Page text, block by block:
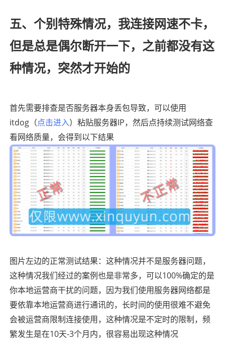
五、个别特殊情况，我连接网速不卡，
但是总是偶尔断开一下，之前都没有这
种情况，突然才开始的
首先需要排查是否服务器本身丢包导致，可以使用
itdog（点击进入）粘贴服务器IP，然后点持续测试网络查
看网络质量，会得到以下结果
图片左边的正常测试结果：这种情况并不是服务器问题，
这种情况我们经过的案例也是非常多，可以100%确定的是
你本地运营商干扰的问题，因为我们使用服务器网络都是
要依靠本地运营商进行通讯的，长时间的使用很难不避免
会被运营商限制连接使用，这种情况是不定时的限制，频
繁发生是在10天-3个月内，很容易出现这种情况